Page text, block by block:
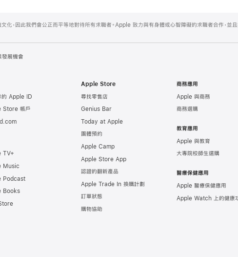
化，因此我們會公正而平等地對待所有求職者。Apple 致力與有身體或心智障礙的求職者合作，並且
展機會
的 Apple ID
Store 帳戶
TV+
Music
Podcast
Books
Apple Store
尋找零售店
Genius Bar
Today at Apple
團體預約
Apple Camp
Apple Store App
認證的翻新產品
Apple Trade In 換購計劃
訂單狀態
購物協助
商務應用
Apple 與商務
商務選購
教育應用
Apple 與教育
大專院校師生選購
醫療保健應用
Apple 醫療保健應用
Apple Watch 上的健康